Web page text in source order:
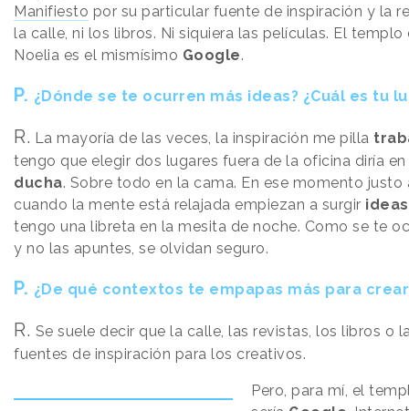
Manifiesto por su particular fuente de inspiración y la
la calle, ni los libros. Ni siquiera las películas. El
Noelia es el mismísimo Google.
P. ¿Dónde se te ocurren más ideas? ¿Cuál es tu
R. La mayoría de las veces, la inspiración me pilla
tengo que elegir dos lugares fuera de la oficina diría
ducha. Sobre todo en la cama. En ese momento
cuando la mente está relajada empiezan a surgir ideas
tengo una libreta en la mesita de noche. Como se te
y no las apuntes, se olvidan seguro.
P. ¿De qué contextos te empapas más para
R. Se suele decir que la calle, las revistas, los libros o
fuentes de inspiración para los creativos.
Pero, para mí, el